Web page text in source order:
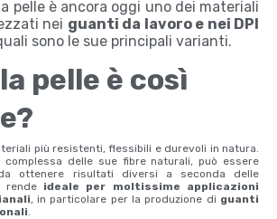
pelle è ancora oggi uno dei materiali
nei guanti da lavoro e nei DPI
sono le sue principali varianti.
pelle è così
più resistenti, flessibili e durevoli in natura.
delle sue fibre naturali, può essere
ottenere risultati diversi a seconda delle
rende ideale per moltissime applicazioni
, in particolare per la produzione di guanti